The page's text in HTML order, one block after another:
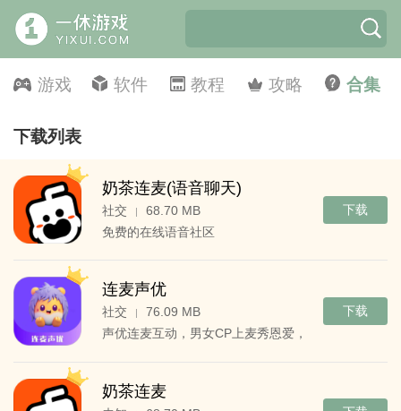
游戏 软件 教程 攻略 合集
下载列表
奶茶连麦(语音聊天)
社交 |
68.70 MB
免费的在线语音社区
下载
连麦声优
社交
76.09 MB
声优连麦互动，男女CP上麦秀恩爱，陪伴连麦入睡
下载
奶茶连麦